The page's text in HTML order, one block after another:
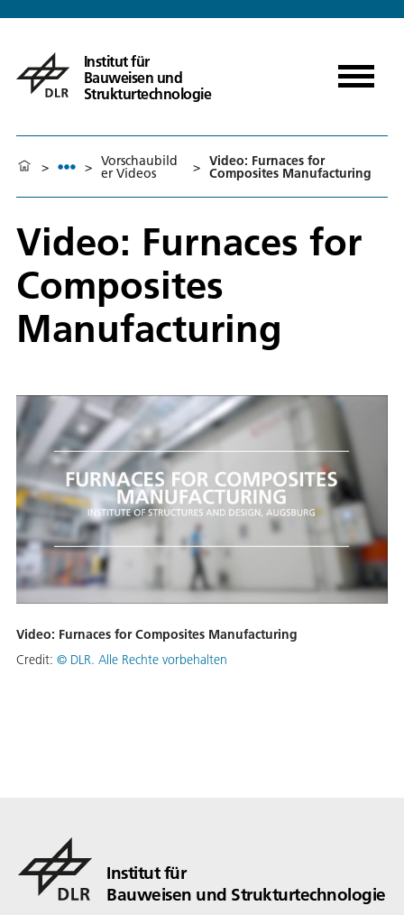
Institut für
Bauweisen und
Strukturtechnologie
> > Vorschaubild
er Videos > Video: Furnaces for
Composites Manufacturing
Video: Furnaces for
Composites
Manufacturing
Video: Furnaces for Composites Manufacturing
Credit: © DLR. Alle Rechte vorbehalten
Institut für
Bauweisen und Strukturtechnologie